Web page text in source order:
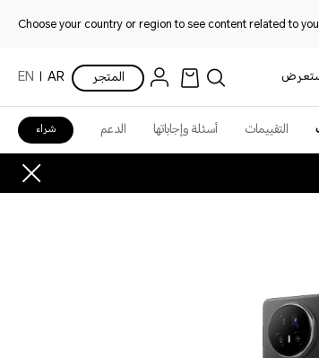
Choose your country or region to see content related to
المتجر AR
EN
التقييمات أسئلة وإجاباتها الدعم شراء